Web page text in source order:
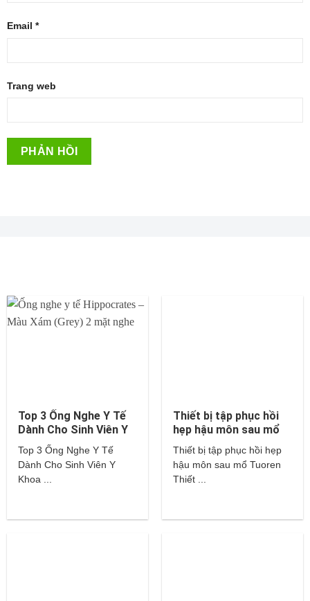
Email *
Trang web
Top 3 Ống Nghe Y Tế
Dành Cho Sinh Viên Y
Khoa – Littmann,
Hippocrates,…
Top 3 Ống Nghe Y Tế
Dành Cho Sinh Viên Y
Khoa ...
Thiết bị tập phục hồi
hẹp hậu môn sau mổ
Tuoren
Thiết bị tập phục hồi hẹp
hậu môn sau mổ Tuoren
Thiết ...